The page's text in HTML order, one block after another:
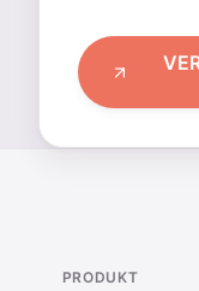
PRODUKT